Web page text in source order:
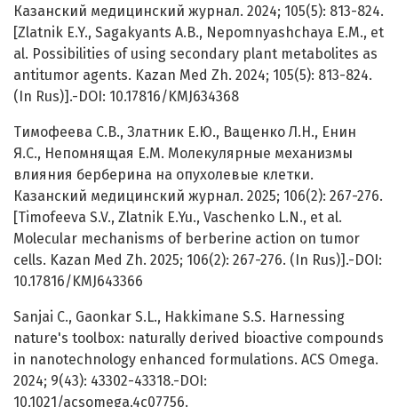
Казанский медицинский журнал. 2024; 105(5): 813-824.
[Zlatnik E.Y., Sagakyants A.B., Nepomnyashchaya E.M., et
al. Possibilities of using secondary plant metabolites as
antitumor agents. Kazan Med Zh. 2024; 105(5): 813-824.
(In Rus)].-DOI: 10.17816/KMJ634368
Тимофеева С.В., Златник Е.Ю., Ващенко Л.Н., Енин
Я.С., Непомнящая Е.М. Молекулярные механизмы
влияния берберина на опухолевые клетки.
Казанский медицинский журнал. 2025; 106(2): 267-276.
[Timofeeva S.V., Zlatnik E.Yu., Vaschenko L.N., et al.
Molecular mechanisms of berberine action on tumor
cells. Kazan Med Zh. 2025; 106(2): 267-276. (In Rus)].-DOI:
10.17816/KMJ643366
Sanjai C., Gaonkar S.L., Hakkimane S.S. Harnessing
nature's toolbox: naturally derived bioactive compounds
in nanotechnology enhanced formulations. ACS Omega.
2024; 9(43): 43302-43318.-DOI:
10.1021/acsomega.4c07756.